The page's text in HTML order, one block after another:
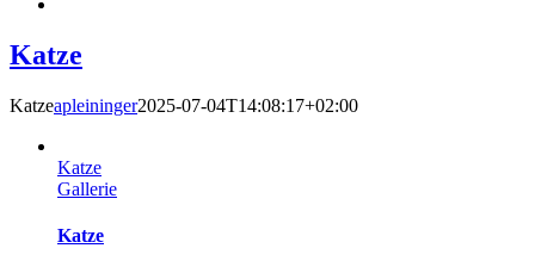
Katze
Katzeapleininger2025-07-04T14:08:17+02:00
Katze
Gallerie
Katze